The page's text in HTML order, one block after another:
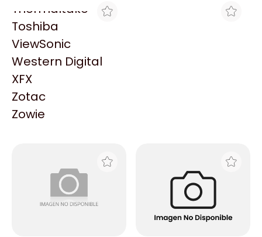
Thermaltake
Toshiba
ViewSonic
Western Digital
XFX
Zotac
Zowie
MAX TECNO
TRAFO 12V 500MA 2.5
VCC